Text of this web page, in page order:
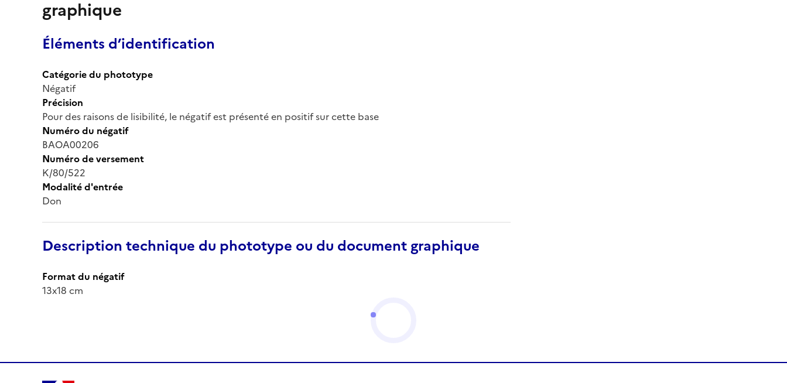
graphique
Éléments d’identification
Catégorie du phototype
Négatif
Précision
Pour des raisons de lisibilité, le négatif est présenté en positif sur cette base
Numéro du négatif
BAOA00206
Numéro de versement
K/80/522
Modalité d'entrée
Don
Description technique du phototype ou du document graphique
Format du négatif
13x18 cm